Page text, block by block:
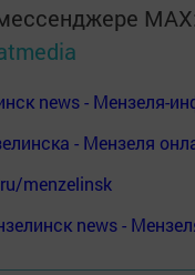
news - Мензеля-
- Мензеля
menzelinsk
news -